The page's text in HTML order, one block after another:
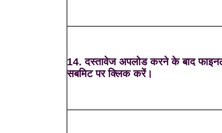
14. दस्तावेज अपलोड करने के बाद
सबमिट पर क्लिक करें।